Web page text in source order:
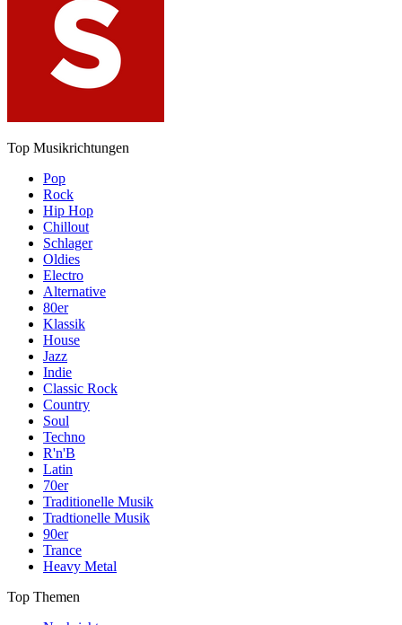
Top Musikrichtungen
Pop
Rock
Hip Hop
Chillout
Schlager
Oldies
Electro
Alternative
80er
Klassik
House
Jazz
Indie
Classic Rock
Country
Soul
Techno
R'n'B
Latin
70er
Traditionelle Musik
Tradtionelle Musik
90er
Trance
Heavy Metal
Top Themen